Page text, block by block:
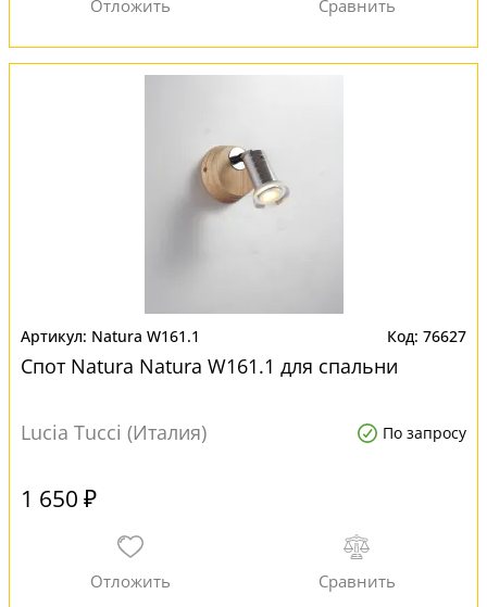
Natura W161.1 76627
Спот Natura Natura W161.1 для спальни
Lucia Tucci (Италия) По запросу
1 650 ₽